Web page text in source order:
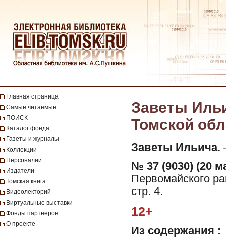
Главная страница
Самые читаемые
ПОИСК
Каталог фонда
Газеты и журналы
Коллекции
Персоналии
Издатели
Томская книга
Видеолекторий
Виртуальные выставки
Фонды партнеров
О проекте
Заветы
Томской
Заветы Ильича.
№ 37 (9030) (20
Первомайского
стр. 4.
12+
Из содержания :